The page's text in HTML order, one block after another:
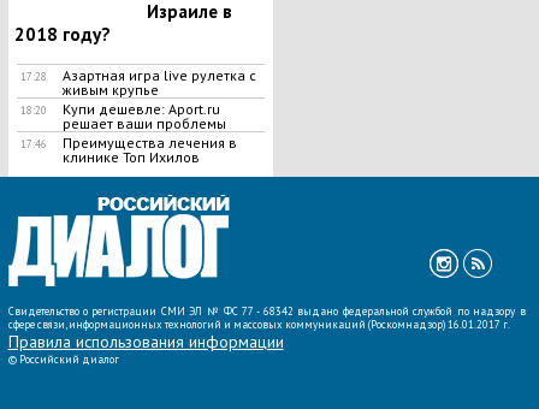
Израиле в
2018 году?
17:28
Азартная игра live рулетка с
живым крупье
18:20
Купи дешевле: Aport.ru
решает ваши проблемы
17:46
Преимущества лечения в
клинике Топ Ихилов
Свидетельство о регистрации СМИ ЭЛ № ФС 77 - 68342 выдано федеральной службой по надзору в
сфере связи, информационных технологий и массовых коммуникаций (Роскомнадзор) 16.01.2017 г.
Правила использования информации
© Российский диалог